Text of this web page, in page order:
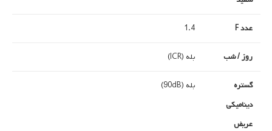
عدد F 1.4
روز / شب بله (ICR)
گستره
دینامیکی
عریض
بله (90dB)